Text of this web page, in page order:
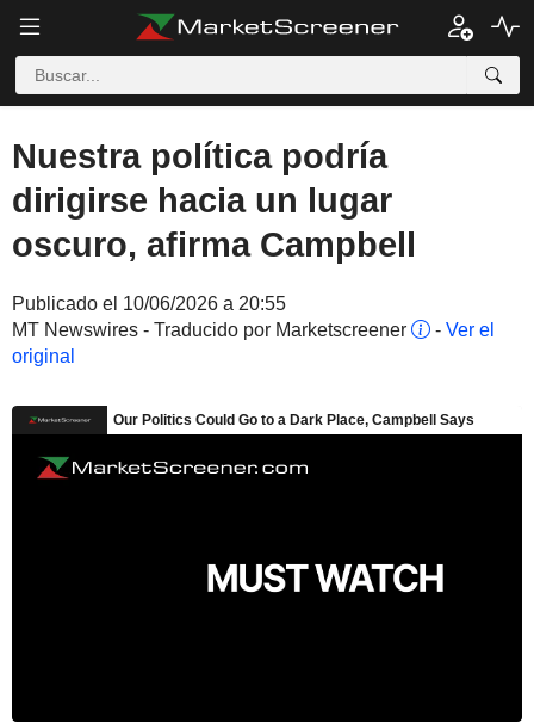
Nuestra política podría
dirigirse hacia un lugar
oscuro, afirma Campbell
Publicado el 10/06/2026 a 20:55
MT Newswires - Traducido por Marketscreener
- Ver el
original